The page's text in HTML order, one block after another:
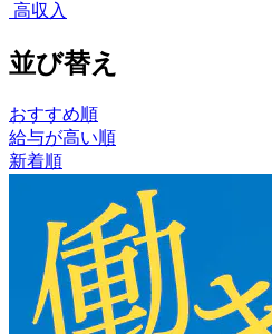
高収入
並び替え
おすすめ順
給与が高い順
新着順